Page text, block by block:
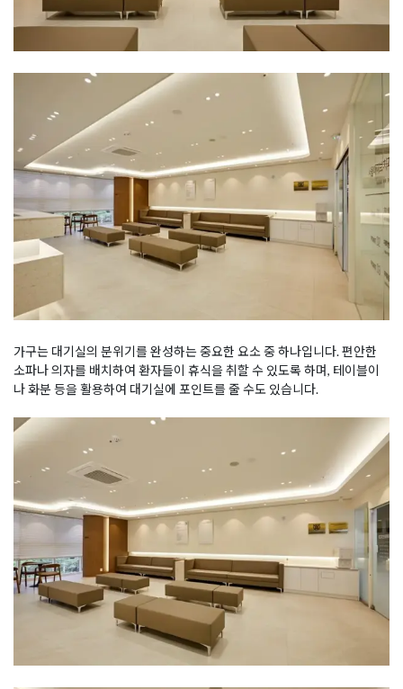
가구는 대기실의 분위기를 완성하는 중요한 요소 중 하나입니다. 편안한
소파나 의자를 배치하여 환자들이 휴식을 취할 수 있도록 하며, 테이블이
나 화분 등을 활용하여 대기실에 포인트를 줄 수도 있습니다.